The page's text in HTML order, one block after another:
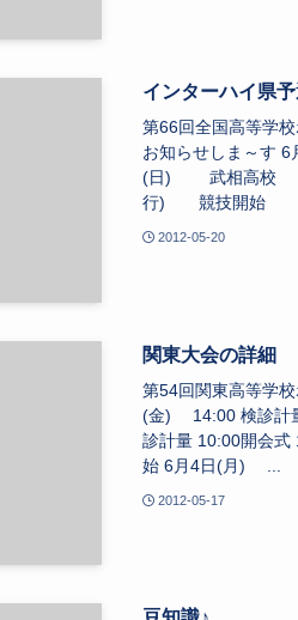
インターハイ県
第66回全国高等学
お知らせしま～
(日) 武相高校
行) 競技開始
2012-05-20
関東大会の詳細
第54回関東高等学
(金) 14:00 検診計
診計量 10:00開会
始 6月4日(月) ...
2012-05-17